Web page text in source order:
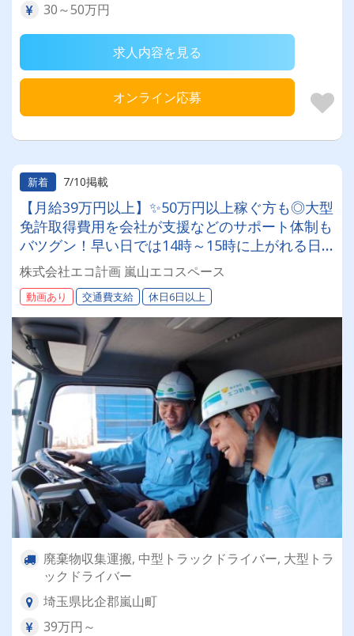
30～50万円
求人内容を見る
オンライン応募
新着 7/10掲載
【月給39万円以上】✨50万円以上稼ぐ方も◎大型
免許取得費用を会社が支援などのサポート体制も
バツグン！早い日では14時～15時に上がれる日
も♪産業廃棄物回収ドライバー募集！
株式会社エコ計画 嵐山エコスペース
動画あり 交通費支給 休日6日以上
廃棄物収集運搬, 中型トラックドライバー, 大型トラ
ックドライバー
埼玉県比企郡嵐山町
39万円～